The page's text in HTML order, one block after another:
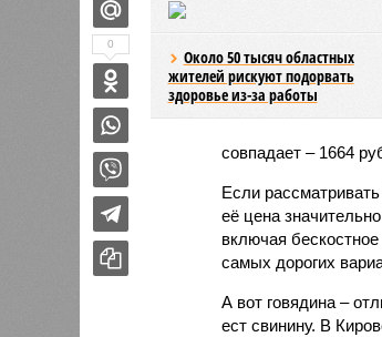
Около 50 тысяч областных
жителей рискуют подорвать
здоровье из-за работы
совпадает – 1664
Если
её цена
включая
самых дорогих
А вот говядина –
ест свинину. В
0